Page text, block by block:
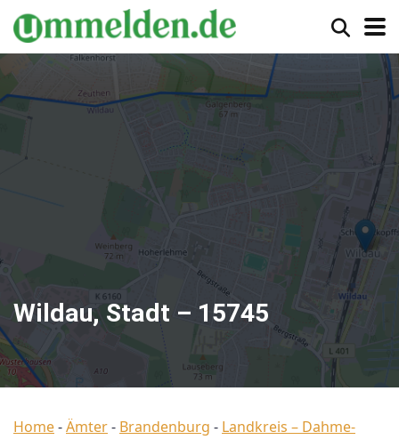
Wildau, Stadt – 15745
Home-Ämter- Brandenburg - Landkreis – Dahme-